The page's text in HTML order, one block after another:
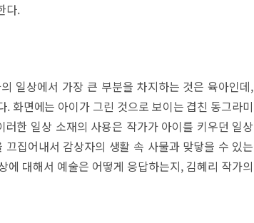
다.
일상에서 가장 큰 부분을 차지하는 것은 육아인데,
화면에는 아이가 그린 것으로 보이는 겹친 동그라미
한 일상 소재의 사용은 작가가 아이를 키우던 일상
집어내서 감상자의 생활 속 사물과 맞닿을 수 있는
대해서 예술은 어떻게 응답하는지, 김혜리 작가의